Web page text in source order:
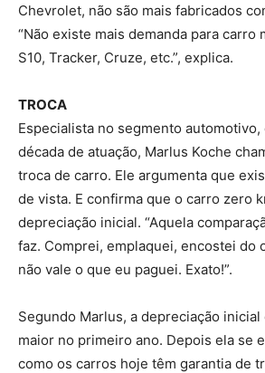
Chevrolet, não são mais fabricados
“Não existe mais demanda para carro
S10, Tracker, Cruze, etc.”, explica.
TROCA
Especialista no segmento automotivo,
década de atuação, Marlus Koche
troca de carro. Ele argumenta que
de vista. E confirma que o carro zero
depreciação inicial. “Aquela
faz. Comprei, emplaquei, encostei do
não vale o que eu paguei. Exato!”.
Segundo Marlus, a depreciação
maior no primeiro ano. Depois ela se
como os carros hoje têm garantia de